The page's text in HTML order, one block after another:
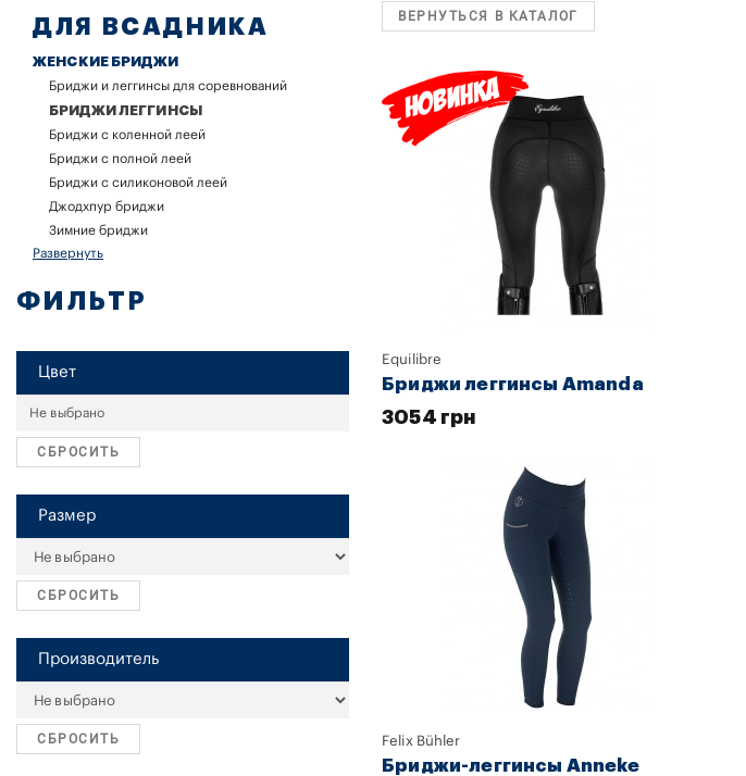
ДЛЯ ВСАДНИКА
ЖЕНСКИЕ БРИДЖИ
Бриджи и леггинсы для соревнований
БРИДЖИ ЛЕГГИНСЫ
Бриджи с коленной леей
Бриджи с полной леей
Бриджи с силиконовой леей
Джодхпур бриджи
Зимние бриджи
Развернуть
ФИЛЬТР
Цвет
СБРОСИТЬ
Размер
СБРОСИТЬ
Производитель
СБРОСИТЬ
ВЕРНУТЬСЯ В КАТАЛОГ
Equilibre
Бриджи леггинсы Amanda
3054 грн
Felix Bühler
Бриджи-леггинсы Anneke